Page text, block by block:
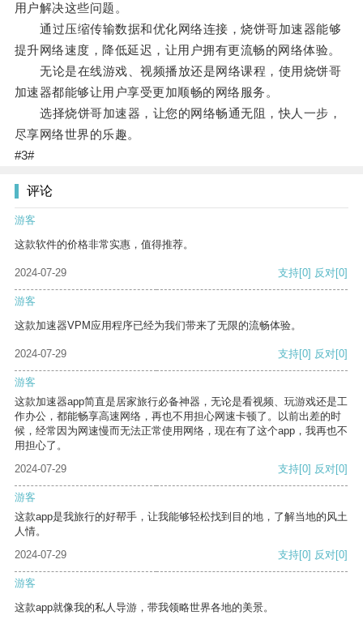
用户解决这些问题。
通过压缩传输数据和优化网络连接，烧饼哥加速器能够
提升网络速度，降低延迟，让用户拥有更流畅的网络体验。
无论是在线游戏、视频播放还是网络课程，使用烧饼哥
加速器都能够让用户享受更加顺畅的网络服务。
选择烧饼哥加速器，让您的网络畅通无阻，快人一步，
尽享网络世界的乐趣。
#3#
评论
游客
这款软件的价格非常实惠，值得推荐。
2024-07-29 支持[0] 反对[0]
游客
这款加速器VPM应用程序已经为我们带来了无限的流畅体验。
2024-07-29 支持[0] 反对[0]
游客
这款加速器app简直是居家旅行必备神器，无论是看视频、玩游戏还是工
作办公，都能畅享高速网络，再也不用担心网速卡顿了。以前出差的时
候，经常因为网速慢而无法正常使用网络，现在有了这个app，我再也不
用担心了。
2024-07-29
支持[0] 反对[0]
游客
这款app是我旅行的好帮手，让我能够轻松找到目的地，了解当地的风土
人情。
2024-07-29
支持[0] 反对[0]
游客
这款app就像我的私人导游，带我领略世界各地的美景。